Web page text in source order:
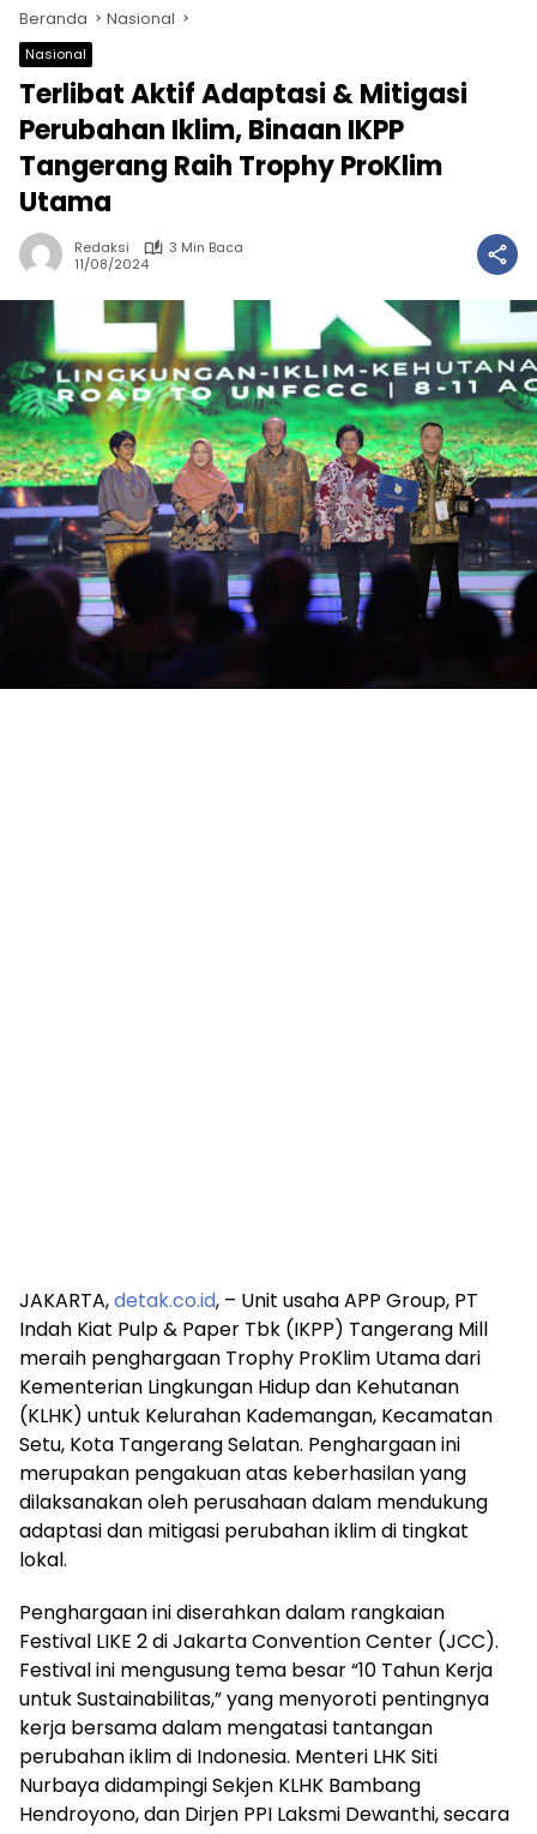
Beranda Nasional
Nasional
Terlibat Aktif Adaptasi & Mitigasi
Perubahan Iklim, Binaan IKPP
Tangerang Raih Trophy ProKlim
Utama
Redaksi
3 Min Baca
11/08/2024
JAKARTA,detak.co.id, – Unit usaha APP Group, PT
Indah Kiat Pulp & Paper Tbk (IKPP) Tangerang Mill
meraih penghargaan Trophy ProKlim Utama dari
Kementerian Lingkungan Hidup dan Kehutanan
(KLHK) untuk Kelurahan Kademangan, Kecamatan
Setu, Kota Tangerang Selatan. Penghargaan ini
merupakan pengakuan atas keberhasilan yang
dilaksanakan oleh perusahaan dalam mendukung
adaptasi dan mitigasi perubahan iklim di tingkat
lokal.
Penghargaan ini diserahkan dalam rangkaian
Festival LIKE 2 di Jakarta Convention Center (JCC).
Festival ini mengusung tema besar “10 Tahun Kerja
untuk Sustainabilitas,” yang menyoroti pentingnya
kerja bersama dalam mengatasi tantangan
perubahan iklim di Indonesia. Menteri LHK Siti
Nurbaya didampingi Sekjen KLHK Bambang
Hendroyono, dan Dirjen PPI Laksmi Dewanthi, secara